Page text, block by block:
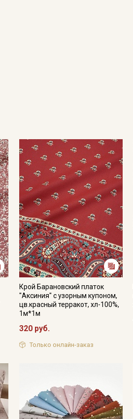
Крой Барановский платок
"Аксиния" с узорным купоном,
цв.красный терракот, хл-100%,
1м*1м
320 руб.
Только онлайн-заказ